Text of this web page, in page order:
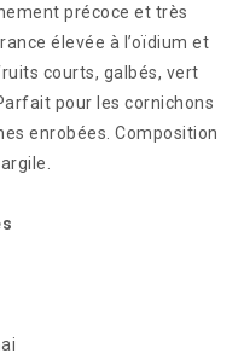
précoce et très
élevée à l’oïdium et
courts, galbés, vert
pour les cornichons
enrobées. Composition